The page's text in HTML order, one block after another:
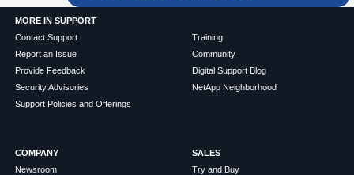
MORE IN SUPPORT
Contact Support
Report an Issue
Provide Feedback
Security Advisories
Support Policies and Offerings
Training
Community
Digital Support Blog
NetApp Neighborhood
COMPANY
Newsroom
SALES
Try and Buy